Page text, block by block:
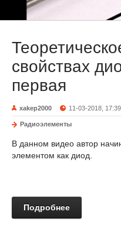
свойствах
первая
xakep2000 11-03-2018, 17:39
Радиоэлементы
В данном видео автор
элементом как диод.
Подробнее